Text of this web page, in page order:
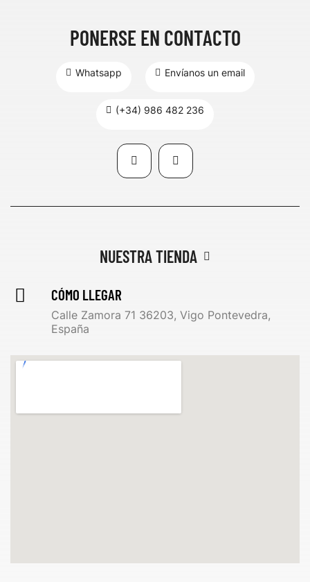
PONERSE EN CONTACTO
Whatsapp Envíanos un email
(+34) 986 482 236
NUESTRA TIENDA
CÓMO LLEGAR
Calle Zamora 71 36203, Vigo Pontevedra,
España